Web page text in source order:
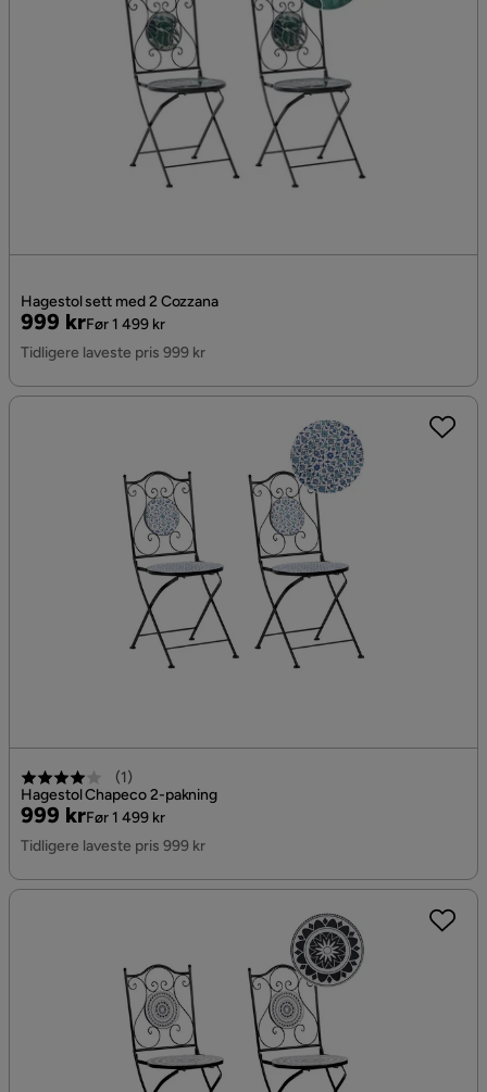
Hagestol sett med 2 Cozzana
Pris
999 kr
Original
Pris
Før 1 499 kr
Tidligere laveste pris 999 kr
(1)
Hagestol Chapeco 2-pakning
Pris
999 kr
Original
Pris
Før 1 499 kr
Tidligere laveste pris 999 kr